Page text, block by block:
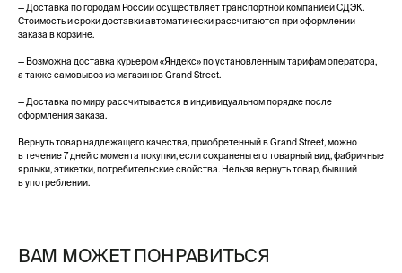
— Доставка по городам России осуществляет транспортной компанией СДЭК.
Стоимость и сроки доставки автоматически рассчитаются при оформлении
заказа в корзине.
— Возможна доставка курьером «Яндекс» по установленным тарифам оператора,
а также самовывоз из магазинов Grand Street.
— Доставка по миру рассчитывается в индивидуальном порядке после
оформления заказа.
Вернуть товар надлежащего качества, приобретенный в Grand Street, можно
в течение 7 дней с момента покупки, если сохранены его товарный вид, фабричные
ярлыки, этикетки, потребительские свойства. Нельзя вернуть товар, бывший
в употреблении.
ВАМ МОЖЕТ ПОНРАВИТЬСЯ